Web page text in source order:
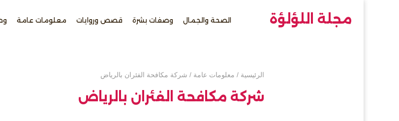
مجلة اللؤلؤة الصحة والجمال وصفات بشرة قصص وروايات معلومات عامة
الرئيسية / معلومات عامة / شركة مكافحة الفئران بالرياض
شركة مكافحة الفئران بالرياض